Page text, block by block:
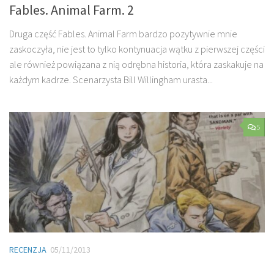
Fables. Animal Farm. 2
Druga część Fables. Animal Farm bardzo pozytywnie mnie
zaskoczyła, nie jest to tylko kontynuacja wątku z pierwszej części
ale również powiązana z nią odrębna historia, która zaskakuje na
każdym kadrze. Scenarzysta Bill Willingham urasta...
5
RECENZJA 05/11/2013